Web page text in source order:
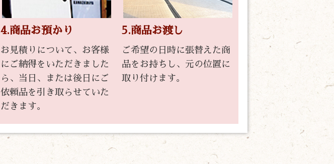
4.商品お預かり
お見積りについて、お客様
にご納得をいただきました
ら、当日、または後日にご
依頼品を引き取らせていた
だきます。
5.商品お渡し
ご希望の日時に張替えた商
品をお持ちし、元の位置に
取り付けます。